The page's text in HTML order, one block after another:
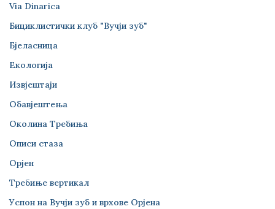
Via Dinarica
Бициклистички клуб "Вучји зуб"
Бјеласница
Екологија
Извјештаји
Обавјештења
Околина Требиња
Описи стаза
Орјен
Требиње вертикал
Успон на Вучји зуб и врхове Орјена